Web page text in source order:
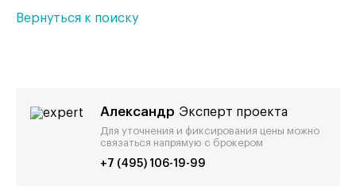
Вернуться к поиску
Александр Эксперт проекта
Для уточнения и фиксирования цены можно
связаться напрямую с брокером
+7 (495) 106-19-99